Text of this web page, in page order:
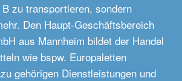
zu transportieren, sondern
Den Haupt-Geschäftsbereich
aus Mannheim bildet der Handel
wie bspw. Europaletten
gehörigen Dienstleistungen und